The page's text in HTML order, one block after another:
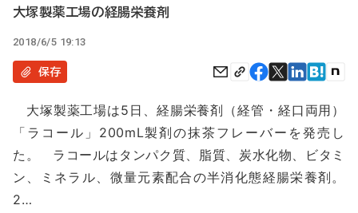
テ
ツ
に
大塚製薬工場の経腸栄養剤
2018/6/5 19:13
保存
大塚製薬工場は5日、経腸栄養剤（経管・経口両用）
「ラコール」200mL製剤の抹茶フレーバーを発売し
た。 ラコールはタンパク質、脂質、炭水化物、ビタミ
ン、ミネラル、微量元素配合の半消化態経腸栄養剤。
2…